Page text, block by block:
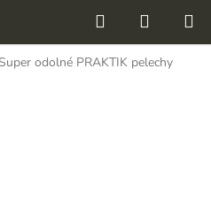
Hledat
KOŠÍK
Super odolné PRAKTIK pelechy